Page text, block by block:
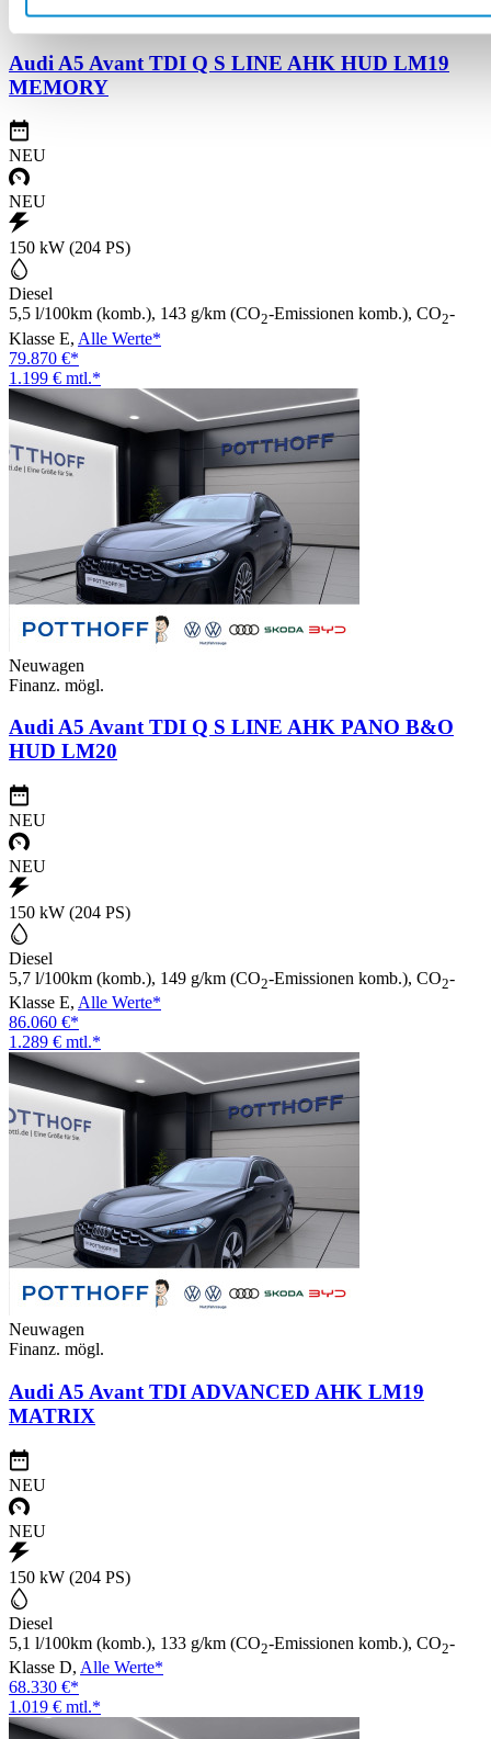
Finanz. mögl.
Audi A5 Avant TDI Q S LINE AHK HUD LM19
MEMORY
NEU
NEU
150 kW (204 PS)
Diesel
5,5 l/100km (komb.), 143 g/km (CO2-Emissionen komb.), CO2-
Klasse E, Alle Werte*
79.870 €*
1.199 € mtl.*
Neuwagen
Finanz. mögl.
Audi A5 Avant TDI Q S LINE AHK PANO B&O
HUD LM20
NEU
NEU
150 kW (204 PS)
Diesel
5,7 l/100km (komb.), 149 g/km (CO2-Emissionen komb.), CO2-
Klasse E, Alle Werte*
86.060 €*
1.289 € mtl.*
Neuwagen
Finanz. mögl.
Audi A5 Avant TDI ADVANCED AHK LM19
MATRIX
NEU
NEU
150 kW (204 PS)
Diesel
5,1 l/100km (komb.), 133 g/km (CO2-Emissionen komb.), CO2-
Klasse D, Alle Werte*
68.330 €*
1.019 € mtl.*